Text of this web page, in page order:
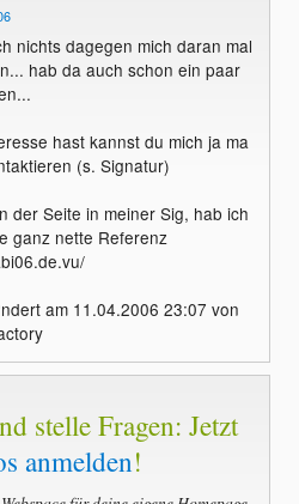
nichts dagegen mich daran mal
hab da auch schon ein paar
hast kannst du mich ja ma
(s. Signatur)
der Seite in meiner Sig, hab ich
ganz nette Referenz
am 11.04.2006 23:07 von
stelle Fragen: Jetzt
anmelden!